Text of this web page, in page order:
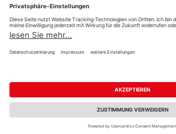
E-Mail:shop@holzland-greve.de
Versand
Impressum AGB Widerruf
Reservierungsbedingungen